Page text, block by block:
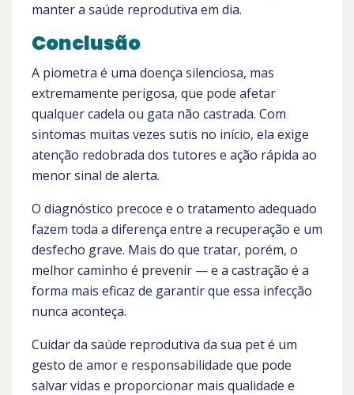
manter a saúde reprodutiva em dia.
Conclusão
A piometra é uma doença silenciosa, mas
extremamente perigosa, que pode afetar
qualquer cadela ou gata não castrada. Com
sintomas muitas vezes sutis no início, ela exige
atenção redobrada dos tutores e ação rápida ao
menor sinal de alerta.
O diagnóstico precoce e o tratamento adequado
fazem toda a diferença entre a recuperação e um
desfecho grave. Mais do que tratar, porém, o
melhor caminho é prevenir — e a castração é a
forma mais eficaz de garantir que essa infecção
nunca aconteça.
Cuidar da saúde reprodutiva da sua pet é um
gesto de amor e responsabilidade que pode
salvar vidas e proporcionar mais qualidade e